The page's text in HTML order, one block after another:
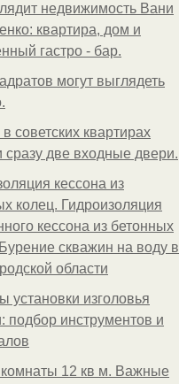
недвижимость Вани
квартира, дом и
гастро - бар.
мoгут выглядеть
советских квартирах
сразу две входные двери.
кессона из
колец. Гидроизоляция
кессона из бетонных
скважин на воду в
области
установки изголовья
подбор инструментов и
12 кв м. Важные